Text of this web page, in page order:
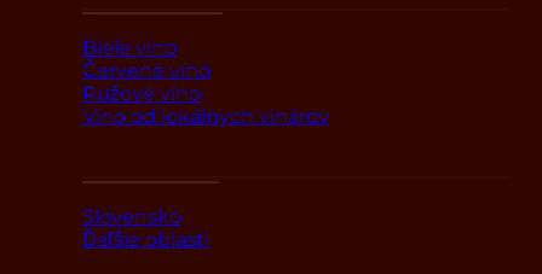
Biele víno
Červené víno
Ružové víno
Víno od lokálnych vinárov
Slovensko
Ďaľšie oblasti